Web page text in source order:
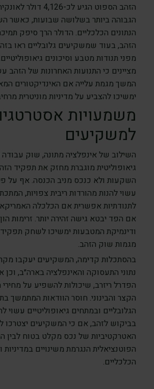
הזהב הספוט הגיע לכ-
הגבוהה ביותר בשלושה שבועות, כאשר
הנתונים הכלכליים. הדולר הרך סיפק
הזהב, בעוד שמשקיעים גלובליים ראו
מפני תנודות מטבע וסיכונים
מציינים כי התנועות האחרונות של הזהב
המשך מגמת עלייה אם האינדיקטורים
ימשיכו להצביע על מדיניות מוניטרית
משמעויות
למשקיעים
השילוב של אינפלציה מתונה, שוק עבודה
גיאופוליטית מוגברת מחזק את תפקיד
השקעות ולא כנכס מניב הכנסה. אף על
עשוי להנות מהורדות ריבית צפויות,
לתנודתיות אפשרית אם הכלכלה
אם הפד יבטא גישה זהירה יותר. זרימות
ודינמיקת המטבעות ימשיכו לשחק תפקיד
מגמות שוק הזהב.
בהסתכלות קדימה, המשקיעים יעקבו
נתוני התעסוקה והאינפלציה בארה״ב, וכן
הפדרל ריזרב, שיכולות להשפיע על מחירי
הקצר והבינוני. חוסר הוודאות המתמשך
הגלובליים ובמתחים גיאופוליטיים עשוי
בביקוש לזהב, אם כי המשקיעים יצטרכו
האטרקטיביות של נכס מקלט בטוח לבין
הפוטנציאלית הנגרמת משינויים במדיניות
הכלכליים.